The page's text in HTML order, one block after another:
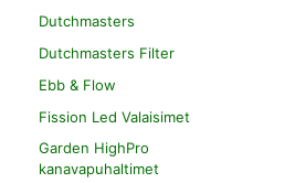
Dutchmasters
Dutchmasters Filter
Ebb & Flow
Fission Led Valaisimet
Garden HighPro
kanavapuhaltimet